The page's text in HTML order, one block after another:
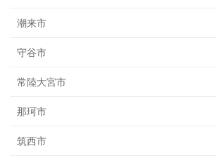
潮来市
守谷市
常陸大宮市
那珂市
筑西市